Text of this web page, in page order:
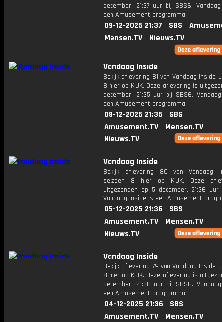
december, 21:37 uur bij SBS6.
een Amusement programma
09-12-2025 21:37 SBS
Mensen.TV
Nieuws.TV
Vandaag Inside
Bekijk aflevering 81 van Vandaag Inside
8 hier op KIJK. Deze aflevering is
december, 21:35 uur bij SBS6.
een Amusement programma
08-12-2025 21:35
SBS
Amusement.TV
Mensen.TV
Nieuws.TV
Vandaag Inside
Bekijk aflevering 80 van Vandaag
seizoen 8 hier op KIJK. Deze
uitgezonden op 5 december, 21:36 uur
Vandaag Inside is een Amusement
05-12-2025 21:36
SBS
Amusement.TV
Mensen.TV
Nieuws.TV
Vandaag Inside
Bekijk aflevering 79 van Vandaag Inside
8 hier op KIJK. Deze aflevering is
december, 21:36 uur bij SBS6.
een Amusement programma
04-12-2025 21:36
SBS
Amusement.TV
Mensen.TV